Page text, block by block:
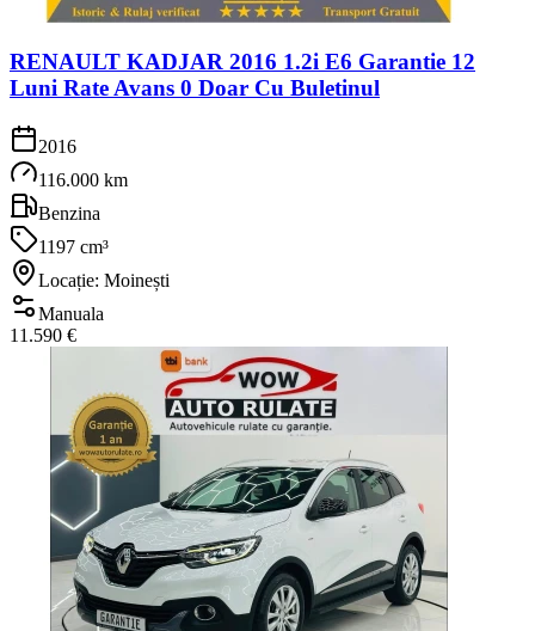
RENAULT KADJAR 2016 1.2i E6 Garantie 12
Luni Rate Avans 0 Doar Cu Buletinul
2016
116.000 km
Benzina
1197 cm³
Locație: Moinești
Manuala
11.590 €